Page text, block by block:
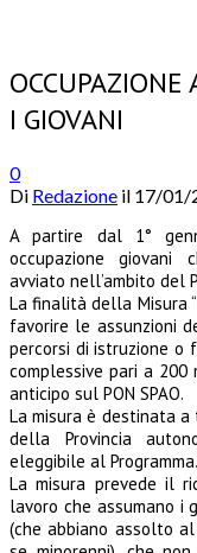
I GIOVANI
0
Di Redazione il 17/01/
A partire dal 1°
occupazione giovani
avviato nell’ambito del
La finalità della Misura
favorire le assunzioni
percorsi di istruzione o
complessive pari a 200
anticipo sul PON SPAO.
La misura è destinata
della Provincia
eleggibile al Programma.
La misura prevede il
lavoro che assumano i
(che abbiano assolto